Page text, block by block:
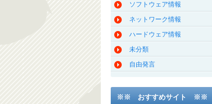
ソフトウェア情報
ネットワーク情報
ハードウェア情報
未分類
自由発言
※※ おすすめサイト ※※